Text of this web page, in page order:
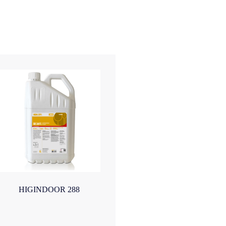
HIGINDOOR 288